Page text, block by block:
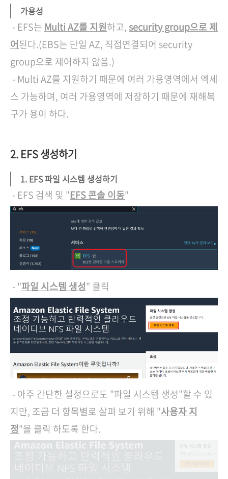
가용성
- EFS는 Multi AZ를 지원하고,security group으로 제
어된다.(EBS는 단일 AZ, 직접연결되어 security
group으로 제어하지 않음.)
- Multi AZ를 지원하기 때문에 여러 가용영역에서 엑세
스 가능하며, 여러 가용영역에 저장하기 때문에 재해복
구가 용이 하다.
2. EFS 생성하기
1. EFS 파일 시스템 생성하기
- EFS 검색 및 "EFS 콘솔 이동"
- "파일 시스템 생성" 클릭
- 아주 간단한 설정으로도 "파일 시스템 생성"할 수 있
지만, 조금 더 항목별로 살펴 보기 위해 "사용자 지
정"을 클릭 하도록 한다.